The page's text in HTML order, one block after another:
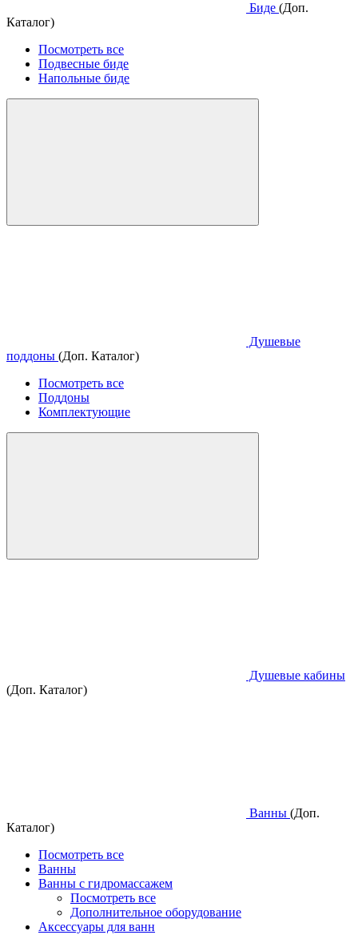
Биде (Доп.
Каталог)
Посмотреть все
Подвесные биде
Напольные биде
Душевые
поддоны (Доп. Каталог)
Посмотреть все
Поддоны
Комплектующие
Душевые кабины
(Доп. Каталог)
Ванны (Доп.
Каталог)
Посмотреть все
Ванны
Ванны с гидромассажем
Посмотреть все
Дополнительное оборудование
Аксессуары для ванн